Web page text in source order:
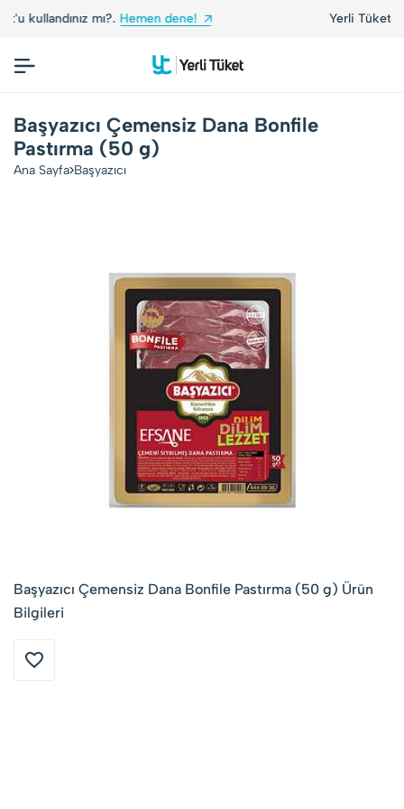
Hemen dene! Yerli Tüketiciler, Yerli
Başyazıcı Çemensiz Dana Bonfile
Pastırma (50 g)
Ana Sayfa Başyazıcı
Başyazıcı Çemensiz Dana Bonfile Pastırma (50 g) Ürün
Bilgileri